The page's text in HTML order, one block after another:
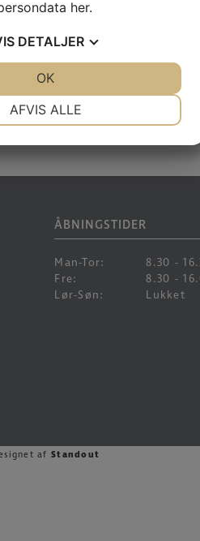
TIL VÆGMONTERING
LÆS MERE
ÅBNINGSTIDER
Man-Tor:
8.30 -
Fre:
8.30 -
Lør-Søn:
Lukket
afStandout
her.
DETALJER
AFVIS ALLE
OK